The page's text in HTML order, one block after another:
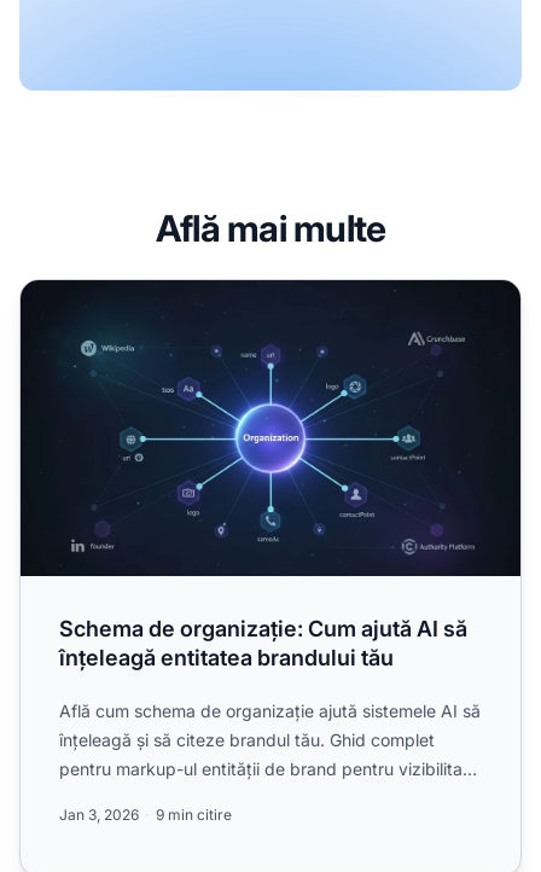
Află mai multe
Schema de organizație: Cum ajută AI să înțeleagă
Schema de organizație: Cum ajută AI să
înțeleagă entitatea brandului tău
Află cum schema de organizație ajută sistemele AI să
înțeleagă și să citeze brandul tău. Ghid complet
pentru markup-ul entității de brand pentru vizibilitate
Jan 3, 2026 9 min citire